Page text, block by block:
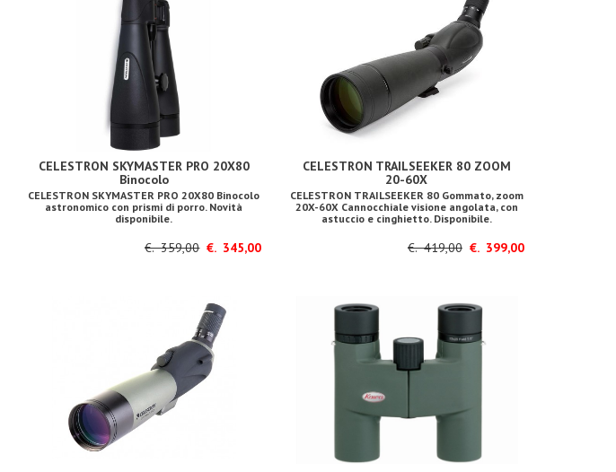
CELESTRON SKYMASTER PRO 20X80
Binocolo
CELESTRON SKYMASTER PRO 20X80 Binocolo
astronomico con prismi di porro. Novità
disponibile.
€. 359,00€. 345,00
CELESTRON TRAILSEEKER 80 ZOOM
20-60X
CELESTRON TRAILSEEKER 80 Gommato, zoom
20X-60X Cannocchiale visione angolata, con
astuccio e cinghietto. Disponibile.
€. 419,00€. 399,00